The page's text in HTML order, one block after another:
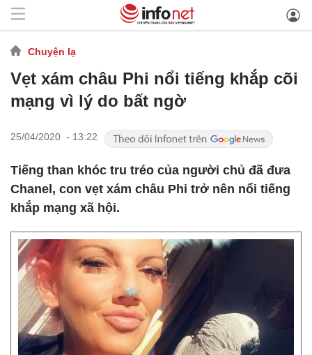
Chuyện lạ
Vẹt xám châu Phi nổi tiếng khắp cõi
mạng vì lý do bất ngờ
25/04/2020 - 13:22
Tiếng than khóc tru tréo của người chủ đã đưa
Chanel, con vẹt xám châu Phi trở nên nổi tiếng
khắp mạng xã hội.